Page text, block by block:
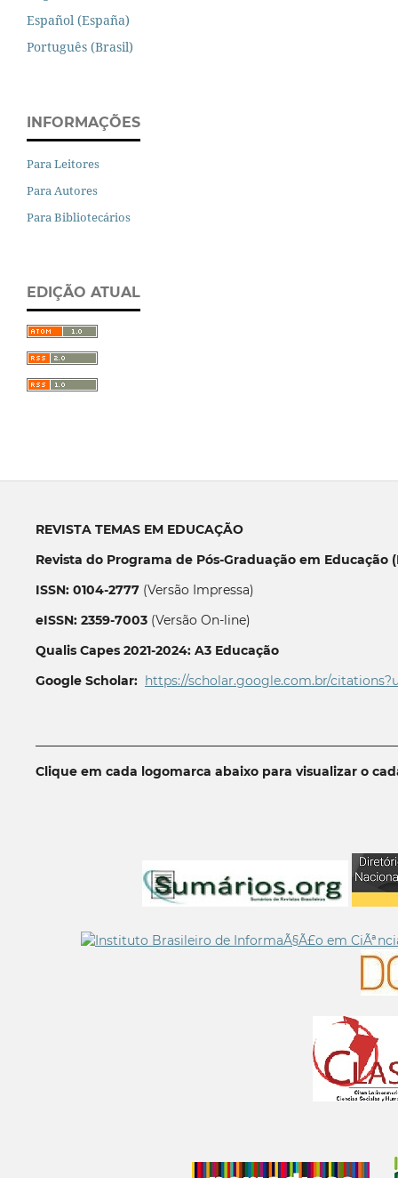
Español (España)
Português (Brasil)
INFORMAÇÕES
Para Leitores
Para Autores
Para Bibliotecários
EDIÇÃO ATUAL
REVISTA TEMAS EM EDUCAÇÃO
Revista do Programa de Pós-Graduação em Educação
ISSN: 0104-2777(Versão Impressa)
eISSN: 2359-7003(Versão On-line)
Qualis Capes 2021-2024: A3 Educação
Google Scholar: https://scholar.google.com.br/
Clique em cada logomarca abaixo para visualizar o